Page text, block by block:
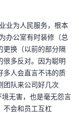
业为人民服务，根本
办公室有时装修（总
更换（以前的部分隔
很多反对。因为聪明
多人会直言不讳的质
团队来公司好几次
无害，也是毫无怨言
不会和员工互杠